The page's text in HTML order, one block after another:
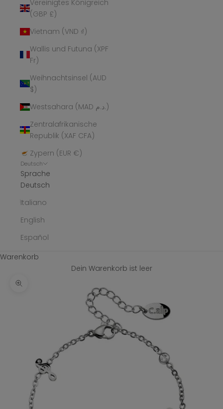
Vereinigtes Königreich
(GBP £)
Vietnam (VND ₫)
Wallis und Futuna (XPF
Fr)
Weihnachtsinsel (AUD
$)
Westsahara (MAD د.م.)
Zentralafrikanische
Republik (XAF CFA)
Zypern (EUR €)
Deutsch
Sprache
Deutsch
Italiano
English
Español
Warenkorb
Dein Warenkorb ist leer
Bild vergrößern